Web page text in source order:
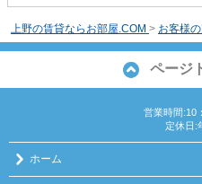
上野の賃貸ならお部屋.COM > お客様
ページ
営業時間:10
定休日:
ホーム